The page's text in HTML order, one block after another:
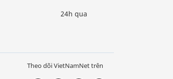
24h qua
Theo dõi VietNamNet trên